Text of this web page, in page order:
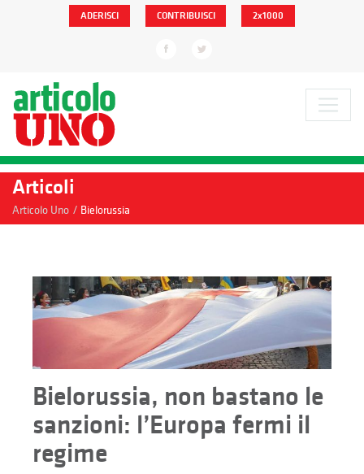
ADERISCI CONTRIBUISCI 2x1000
Articoli
Articolo Uno / Bielorussia
Bielorussia, non bastano le
sanzioni: l’Europa fermi il
regime